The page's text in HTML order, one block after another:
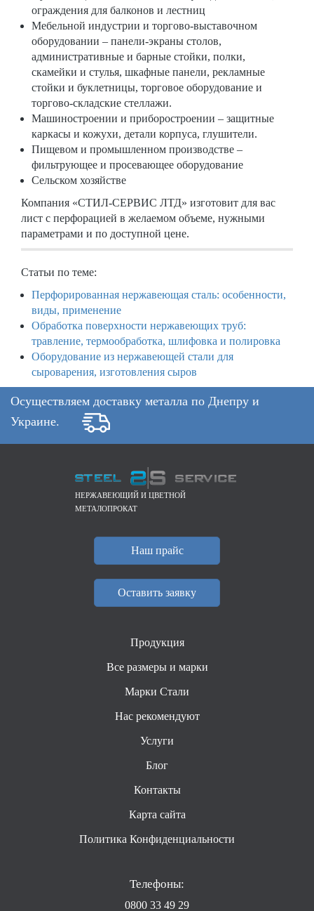
ограждения для балконов и лестниц
Мебельной индустрии и торгово-выставочном
оборудовании – панели-экраны столов,
административные и барные стойки, полки,
скамейки и стулья, шкафные панели, рекламные
стойки и буклетницы, торговое оборудование и
торгово-складские стеллажи.
Машиностроении и приборостроении – защитные
каркасы и кожухи, детали корпуса, глушители.
Пищевом и промышленном производстве –
фильтрующее и просевающее оборудование
Сельском хозяйстве
Компания «СТИЛ-СЕРВИС ЛТД» изготовит для вас
лист с перфорацией в желаемом объеме, нужными
параметрами и по доступной цене.
Статьи по теме:
Перфорированная нержавеющая сталь: особенности,
виды, применение
Обработка поверхности нержавеющих труб:
травление, термообработка, шлифовка и полировка
Оборудование из нержавеющей стали для
сыроварения, изготовления сыров
Осуществляем доставку металла по Днепру и
Украине.
НЕРЖАВЕЮЩИЙ И ЦВЕТНОЙ
МЕТАЛОПРОКАТ
Наш прайс
Оставить заявку
Продукция
Все размеры и марки
Марки Стали
Нас рекомендуют
Услуги
Блог
Контакты
Карта сайта
Политика Конфиденциальности
Телефоны:
0800 33 49 29